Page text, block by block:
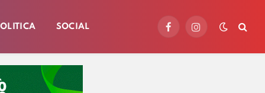
SOCIAL
FacebookInstagram